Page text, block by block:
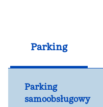
Parking
Parking
samoobsługowy